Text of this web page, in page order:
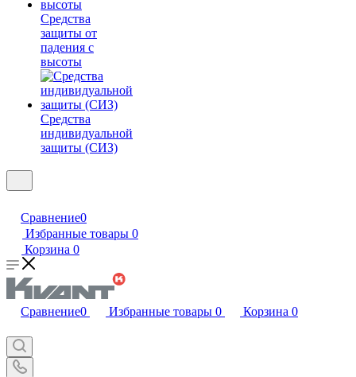
Средства
защиты от
падения с
высоты
Средства
индивидуальной
защиты (СИЗ)
Сравнение0
Избранные товары 0
Корзина 0
Сравнение0 Избранные товары 0 Корзина 0